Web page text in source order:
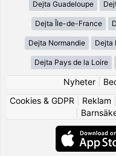
Dejta Guadeloupe
Dejta Île-de-France
Dejta Normandie Dejta
Dejta Pays de la Loire
Nyheter|
Cookies & GDPR
Reklam